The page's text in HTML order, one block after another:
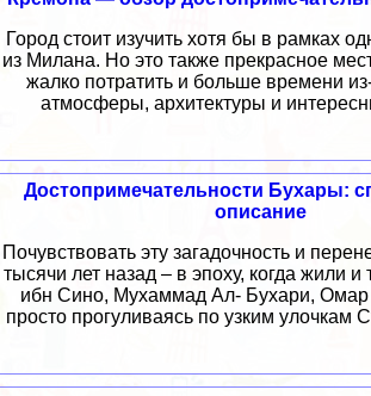
Город стоит изучить хотя бы в рамках
из Милана. Но это также прекрасное
жалко потратить и больше времени
атмосферы, архитектуры и
Достопримечательности Бухары:
описание
Почувствовать эту загадочность и
тысячи лет назад – в эпоху, когда жили
ибн Сино, Мухаммад Ал- Бухари,
просто прогуливаясь по узким улочкам